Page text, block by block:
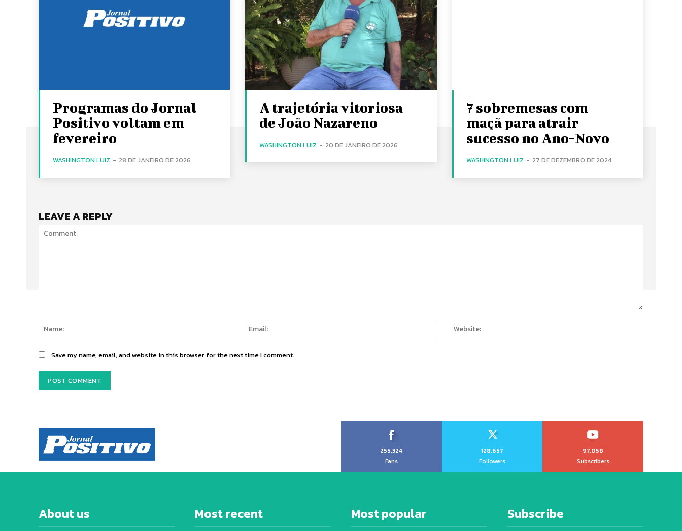
Programas do Jornal
Positivo voltam em
fevereiro
WASHINGTON LUIZ - 28 DE JANEIRO DE 2026
A trajetória vitoriosa
de João Nazareno
WASHINGTON LUIZ - 20 DE JANEIRO DE 2026
7 sobremesas com
maçã para atrair
sucesso no Ano-Novo
WASHINGTON LUIZ - 27 DE DEZEMBRO DE 2024
LEAVE A REPLY
Name:
Email:
Save my name, email, and website in this browser for the next time I comment.
255,324
Fans
128,657
Followers
97,058
Subscribers
About us Most recent Most popular Subscribe